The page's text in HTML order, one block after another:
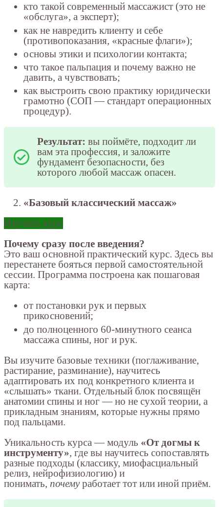
кто такой современный массажист (это не
«обслуга», а эксперт);
как не навредить клиенту и себе
(противопоказания, «красные флаги»);
основы этики и психологии контакта;
что такое пальпация и почему важно не
давить, а чувствовать;
как выстроить свою практику юридически
грамотно (СОП — стандарт операционных
процедур).
Результат: вы поймёте, подходит ли
вам эта профессия, и заложите
фундамент безопасности, без
которого любой массаж опасен.
«Базовый классический массаж»
Изучить курс
Почему сразу после введения?
Это ваш основной практический курс. Здесь вы
перестанете бояться первой самостоятельной
сессии. Программа построена как пошаговая
карта:
от постановки рук и первых
прикосновений;
до полноценного 60-минутного сеанса
массажа спины, ног и рук.
Вы изучите базовые техники (поглаживание,
растирание, разминание), научитесь
адаптировать их под конкретного клиента и
«слышать» ткани. Отдельный блок посвящён
анатомии спины и ног — но не сухой теории, а
прикладным знаниям, которые нужны прямо
под пальцами.
Уникальность курса — модуль «От догмы к
инструменту», где вы научитесь сопоставлять
разные подходы (классику, миофасциальный
релиз, нейрофизиологию) и
понимать, почемуработает тот или иной приём.